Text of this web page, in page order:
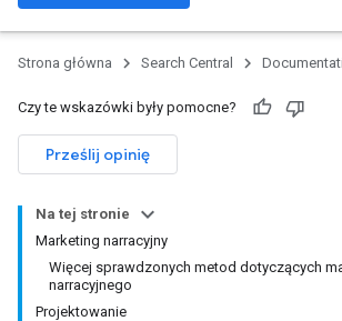
Strona główna Search Central
Czy te wskazówki były pomocne?
Prześlij opinię
Na tej stronie
Marketing narracyjny
Więcej sprawdzonych metod dotyczących
narracyjnego
Projektowanie